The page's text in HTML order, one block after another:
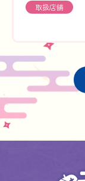
取扱店舗